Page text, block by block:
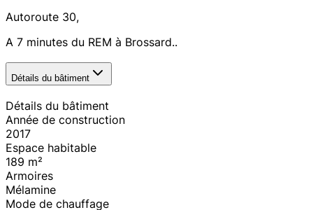
Autoroute 30,
A 7 minutes du REM à Brossard..
Détails du bâtiment
Détails du bâtiment
Année de construction
2017
Espace habitable
189 m²
Armoires
Mélamine
Mode de chauffage